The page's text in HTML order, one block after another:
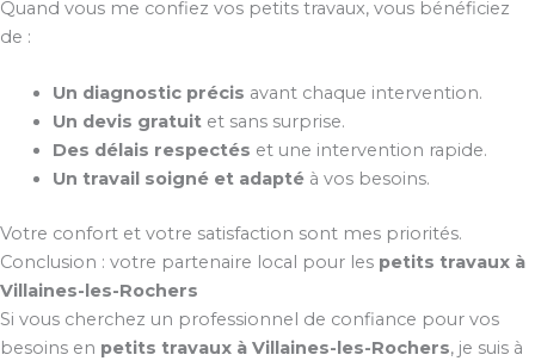
Quand vous me confiez vos petits travaux, vous bénéficiez
de :
Un diagnostic précis avant chaque intervention.
Un devis gratuitet sans surprise.
Des délais respectés et une intervention rapide.
Un travail soigné et adaptéà vos besoins.
Votre confort et votre satisfaction sont mes priorités.
Conclusion : votre partenaire local pour les petits travaux à
Villaines-les-Rochers
Si vous cherchez un professionnel de confiance pour vos
besoins en petits travaux à Villaines-les-Rochers, je suis à